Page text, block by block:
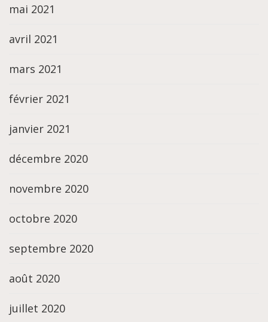
mai 2021
avril 2021
mars 2021
février 2021
janvier 2021
décembre 2020
novembre 2020
octobre 2020
septembre 2020
août 2020
juillet 2020